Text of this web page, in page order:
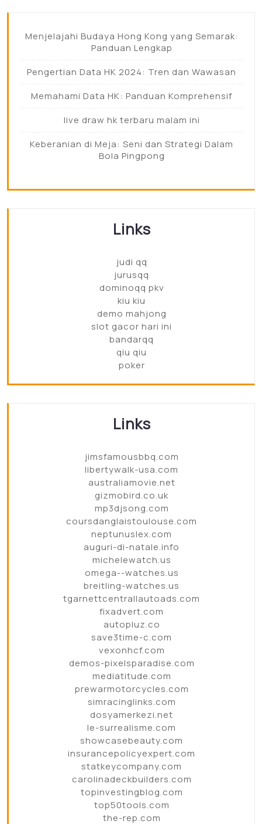
Menjelajahi Budaya Hong Kong yang Semarak:
Panduan Lengkap
Pengertian Data HK 2024: Tren dan Wawasan
Memahami Data HK: Panduan Komprehensif
live draw hk terbaru malam ini
Keberanian di Meja: Seni dan Strategi Dalam
Bola Pingpong
Links
judi qq
jurusqq
dominoqq pkv
kiu kiu
demo mahjong
slot gacor hari ini
bandarqq
qiu qiu
poker
Links
jimsfamousbbq.com
libertywalk-usa.com
australiamovie.net
gizmobird.co.uk
mp3djsong.com
coursdanglaistoulouse.com
neptunuslex.com
auguri-di-natale.info
michelewatch.us
omega--watches.us
breitling-watches.us
tgarnettcentrallautoads.com
fixadvert.com
autopluz.co
save3time-c.com
vexonhcf.com
demos-pixelsparadise.com
mediatitude.com
prewarmotorcycles.com
simracinglinks.com
dosyamerkezi.net
le-surrealisme.com
showcasebeauty.com
insurancepolicyexpert.com
statkeycompany.com
carolinadeckbuilders.com
topinvestingblog.com
top50tools.com
the-rep.com